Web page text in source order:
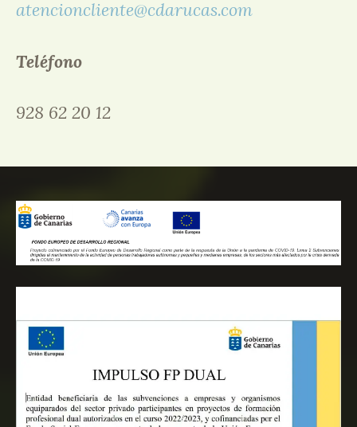
atencioncliente@cdarucas.com
Teléfono
928 62 20 12